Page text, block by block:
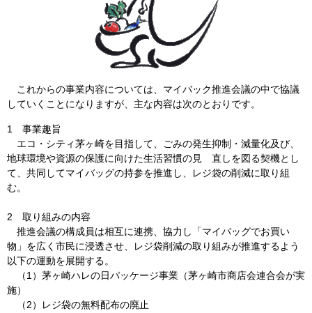
これからの事業内容については、マイバック推進会議の中で協議
していくことになりますが、主な内容は次のとおりです。
1 事業趣旨
エコ・シティ茅ヶ崎を目指して、ごみの発生抑制・減量化及び、
地球環境や資源の保護に向けた生活習慣の見 直しを図る契機とし
て、共同してマイバッグの持参を推進し、レジ袋の削減に取り組
む。
2 取り組みの内容
推進会議の構成員は相互に連携、協力し「マイバッグでお買い
物」を広く市民に浸透させ、レジ袋削減の取り組みが推進するよう
以下の運動を展開する。
（1）茅ヶ崎ハレの日パッケージ事業（茅ヶ崎市商店会連合会が実
施）
（2）レジ袋の無料配布の廃止